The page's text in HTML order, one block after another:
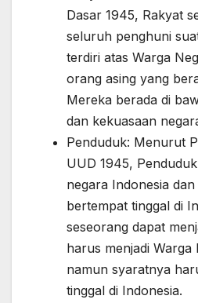
Dasar 1945, Rakyat
seluruh penghuni
terdiri atas Warga
orang asing yang
Mereka berada di
dan kekuasaan
Penduduk: Menurut
UUD 1945,
negara Indonesia
bertempat tinggal di
seseorang dapat
harus menjadi Warga
namun syaratnya
tinggal di Indonesia.